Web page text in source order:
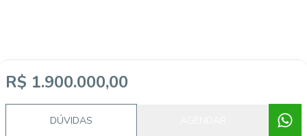
R$ 1.900.000,00
DÚVIDAS